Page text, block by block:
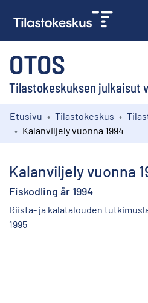
OTOS
Tilastokeskuksen julkaisut
Kokoelmat
Etusivu Tilastokeskus
Kalanviljely vuonna 1994
Kalanviljely vuonna
Fiskodling år 1994
Riista- ja kalatalouden
1995